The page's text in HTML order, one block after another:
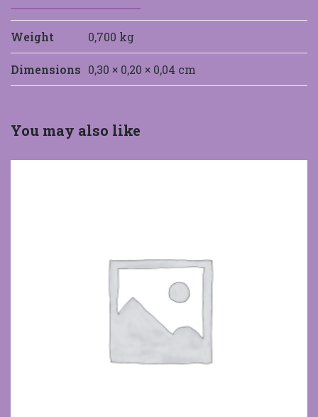
Weight 0,700 kg
Dimensions 0,30 × 0,20 × 0,04 cm
You may also like